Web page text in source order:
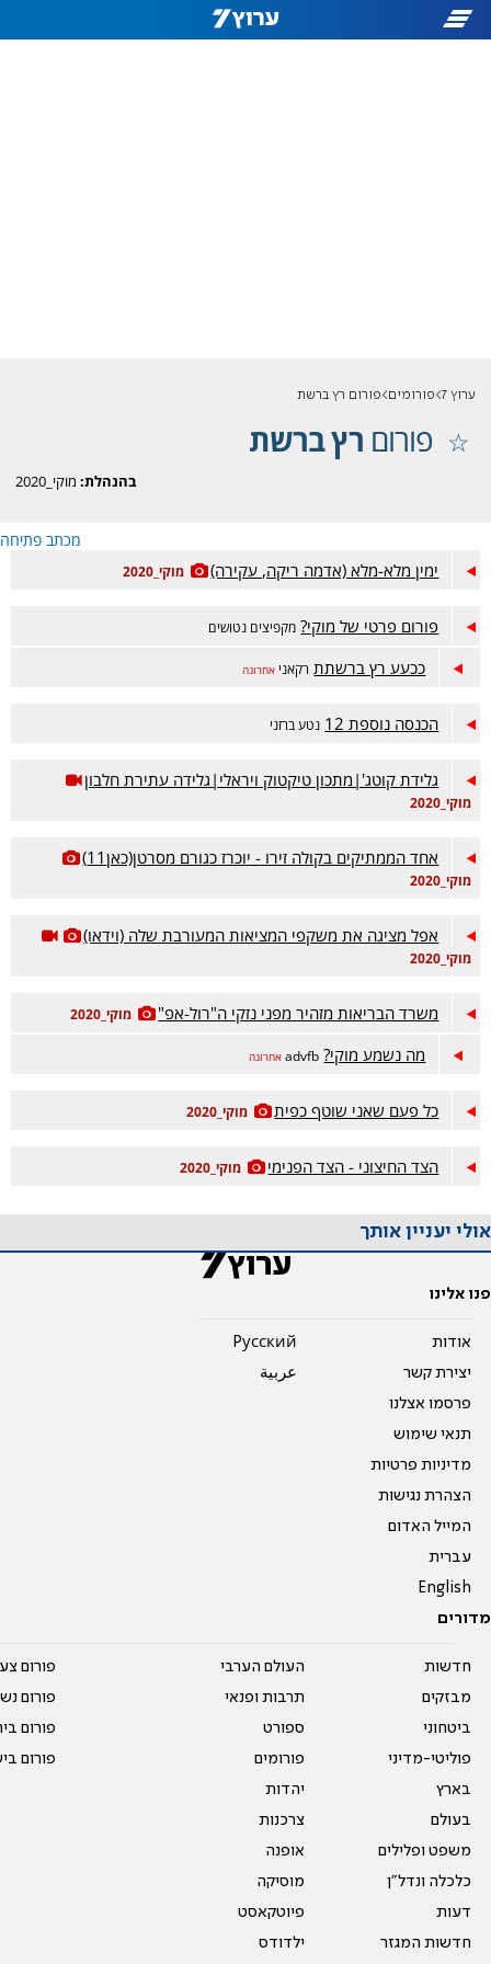
ערוץ 7 פורומים פורום רץ ברשת
פורום רץ ברשת
בהנהלת: מוקי_2020
מכתב פתיחה
ימין מלא-מלא (אדמה ריקה, עקירה) מוקי_2020
פורום פרטי של מוקי? מקפיצים נטושים
ככעע רץ ברשתת רקאני אחרונה
הכנסה נוספת 12 נטע ברזני
גלידת קוטג'|מתכון טיקטוק ויראלי|גלידה עתירת חלבון
מוקי_2020
אחד הממתיקים בקולה זירו - יוכרז כגורם מסרטן(כאן11)
מוקי_2020
אפל מציגה את משקפי המציאות המעורבת שלה (וידאו)
מוקי_2020
משרד הבריאות מזהיר מפני נזקי ה"רול-אפ" מוקי_2020
מה נשמע מוקי? advfb אחרונה
כל פעם שאני שוטף כפית מוקי_2020
הצד החיצוני - הצד הפנימי מוקי_2020
אולי יעניין אותך
פנו אלינו
אודות
יצירת קשר
פרסמו אצלנו
תנאי שימוש
מדיניות פרטיות
הצהרת נגישות
המייל האדום
עברית
English
Pусский
عربية
מדורים
חדשות
מבזקים
ביטחוני
פוליטי-מדיני
בארץ
בעולם
משפט ופלילים
כלכלה ונדל"ן
דעות
חדשות המגזר
העולם הערבי
תרבות ופנאי
ספורט
פורומים
יהדות
צרכנות
אופנה
מוסיקה
פיוטקאסט
ילדודס
פורום
פורום
פורום
פורום